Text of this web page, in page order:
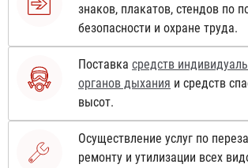
знаков, плакатов, стендов по
безопасности и охране труда.
Поставка средств
органов дыхания и средств
высот.
Осуществление услуг по
ремонту и утилизации всех